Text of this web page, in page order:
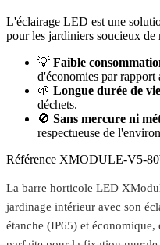
L'éclairage LED est une
pour les jardiniers soucieux
💡 Faible
d'économies par
🌱 Longue durée de vie
déchets.
🚫 Sans mercure ni
respectueuse de
Référence XMODULE-V5-
La barre horticole LED
jardinage intérieur avec son
étanche (IP65) et